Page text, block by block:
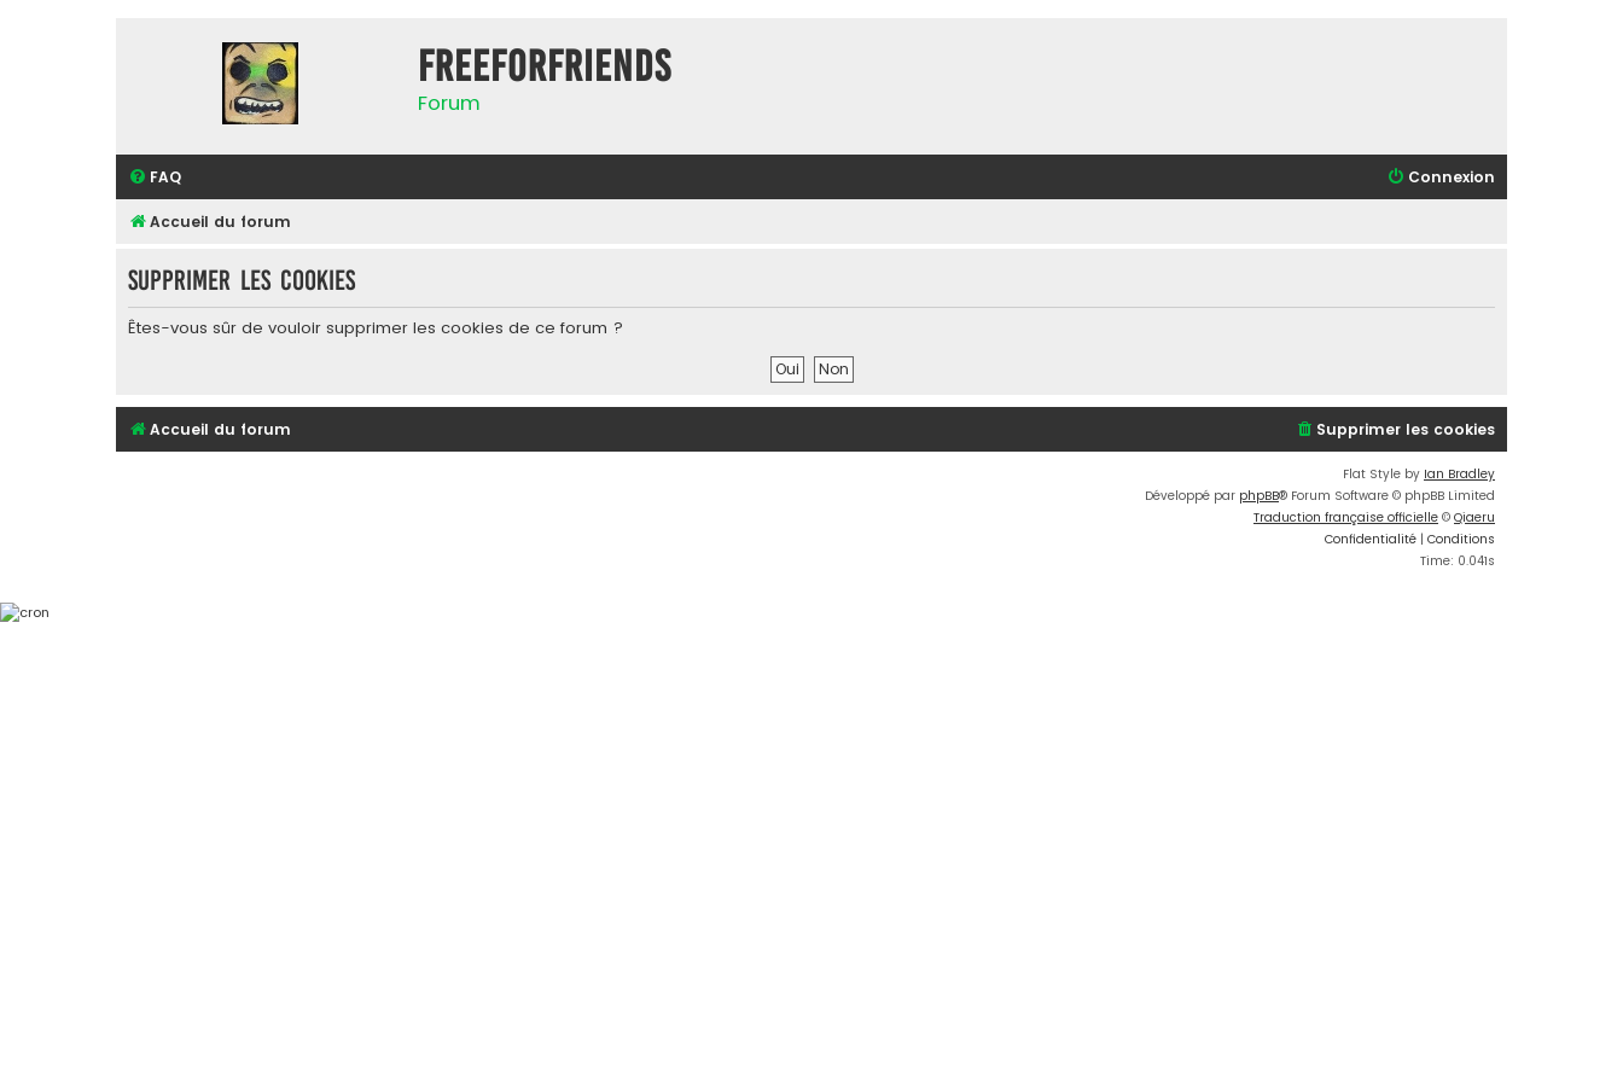
FreeForFriends
Forum
FAQ Connexion
Accueil du forum
Supprimer les cookies
Êtes-vous sûr de vouloir supprimer les cookies de ce forum ?
Accueil du forum Supprimer les cookies
Flat Style by Ian Bradley
Développé par phpBB® Forum Software © phpBB Limited
Traduction française officielle © Qiaeru
Confidentialité | Conditions
Time: 0.041s